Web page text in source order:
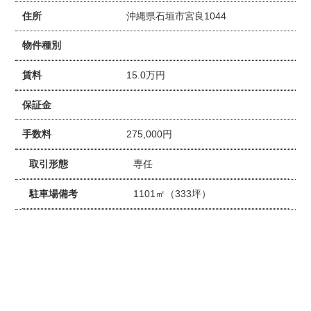
住所 沖縄県石垣市宮良1044
物件種別
賃料 15.0万円
保証金
手数料 275,000円
取引形態 専任
駐車場備考 1101㎡（333坪）